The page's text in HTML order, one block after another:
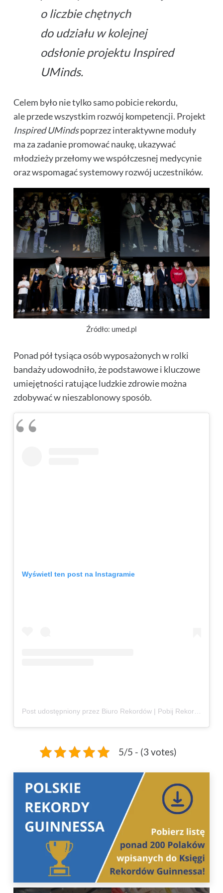
o liczbie chętnych
do udziału w kolejnej
odsłonie projektu Inspired
UMinds.
Celem było nie tylko samo pobicie rekordu,
ale przede wszystkim rozwój kompetencji. Projekt
Inspired UMindspoprzez interaktywne moduły
ma za zadanie promować naukę, ukazywać
młodzieży przełomy we współczesnej medycynie
oraz wspomagać systemowy rozwój uczestników.
Źródło: umed.pl
Ponad pół tysiąca osób wyposażonych w rolki
bandaży udowodniło, że podstawowe i kluczowe
umiejętności ratujące ludzkie zdrowie można
zdobywać w nieszablonowy sposób.
Wyświetl ten post na Instagramie
5/5 - (3 votes)